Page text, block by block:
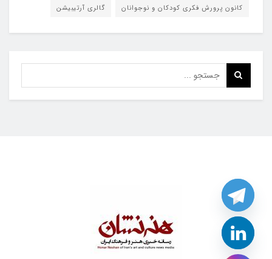
کانون پرورش فکری کودکان و نوجوانان
گالری آرتیبیشن